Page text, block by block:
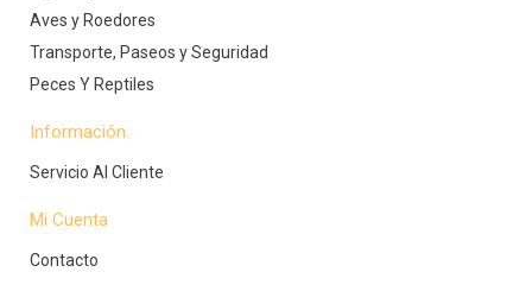
Aves y Roedores
Transporte, Paseos y Seguridad
Peces Y Reptiles
Información
Servicio Al Cliente
Mi Cuenta
Contacto